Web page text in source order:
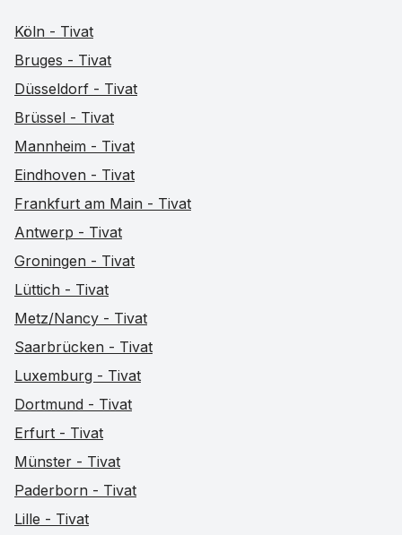
Köln - Tivat
Bruges - Tivat
Düsseldorf - Tivat
Brüssel - Tivat
Mannheim - Tivat
Eindhoven - Tivat
Frankfurt am Main - Tivat
Antwerp - Tivat
Groningen - Tivat
Lüttich - Tivat
Metz/Nancy - Tivat
Saarbrücken - Tivat
Luxemburg - Tivat
Dortmund - Tivat
Erfurt - Tivat
Münster - Tivat
Paderborn - Tivat
Lille - Tivat